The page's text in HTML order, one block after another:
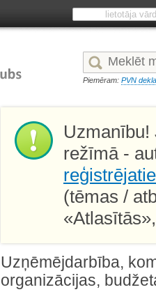
Piemēram: PVN
Uzmanību!
režīmā -
(tēmas /
Uzņēmējdarbība,
organizācijas,